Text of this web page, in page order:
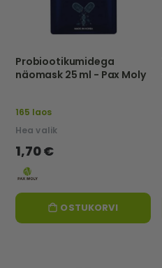
Probiootikumidega
näomask 25 ml - Pax Moly
165 laos
Hea valik
1,70 €
OSTUKORVI